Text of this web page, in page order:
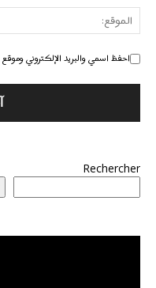
احفظ اسمي والبريد الإلكتروني
Rechercher